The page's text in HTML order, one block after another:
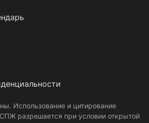
Использование и цитирование
разрешается при условии открытой